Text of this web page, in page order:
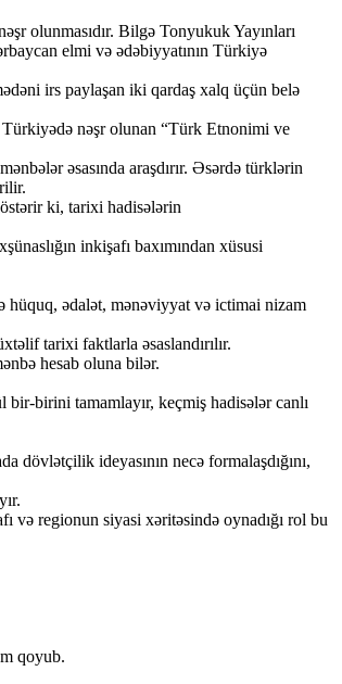
olunmasıdır. Bilgə Tonyukuk Yayınları
elmi və ədəbiyyatının Türkiyə
irs paylaşan iki qardaş xalq üçün belə
nəşr olunan “Türk Etnonimi ve
əsasında araşdırır. Əsərdə türklərin
ki, tarixi hadisələrin
inkişafı baxımından xüsusi
hüquq, ədalət, mənəviyyat və ictimai nizam
tarixi faktlarla əsaslandırılır.
hesab oluna bilər.
bir-birini tamamlayır, keçmiş hadisələr canlı
ideyasının necə formalaşdığını,
regionun siyasi xəritəsində oynadığı rol bu
qoyub.